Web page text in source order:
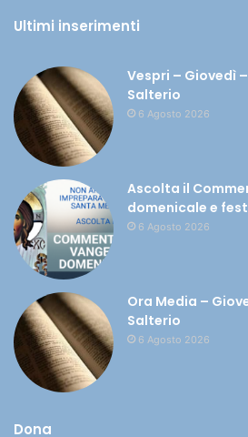
Ultimi inserimenti
Vespri – Giovedì
Salterio
6 Agosto 2026
Ascolta il
domenicale e
6 Agosto 2026
Ora Media –
Salterio
6 Agosto 2026
Dona